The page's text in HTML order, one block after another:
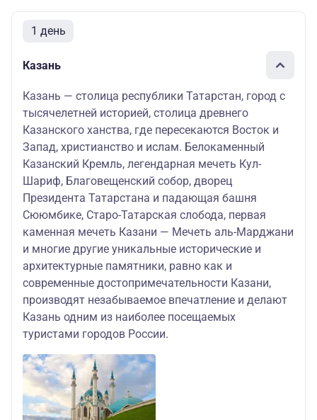
1 день
Казань
Казань — столица республики Татарстан, город с
тысячелетней историей, столица древнего
Казанского ханства, где пересекаются Восток и
Запад, христианство и ислам. Белокаменный
Казанский Кремль, легендарная мечеть Кул-
Шариф, Благовещенский собор, дворец
Президента Татарстана и падающая башня
Сююмбике, Старо-Татарская слобода, первая
каменная мечеть Казани — Мечеть аль-Марджани
и многие другие уникальные исторические и
архитектурные памятники, равно как и
современные достопримечательности Казани,
производят незабываемое впечатление и делают
Казань одним из наиболее посещаемых
туристами городов России.